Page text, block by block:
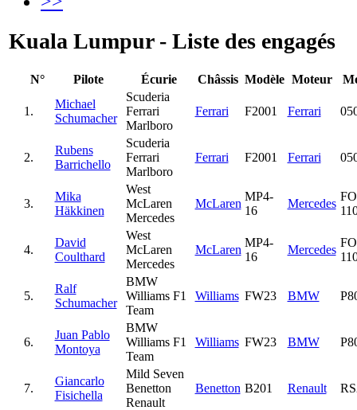
Kuala Lumpur - Liste des engagés
N° Pilote Écurie Châssis Modèle Moteur
1.
Michael
Schumacher
Scuderia
Ferrari
Marlboro
Ferrari F2001 Ferrari
2.
Rubens
Barrichello
Scuderia
Ferrari
Marlboro
Ferrari F2001 Ferrari
3.
Mika
Häkkinen
West
McLaren
Mercedes
McLaren
MP4-
16
Mercedes
FO
4.
David
Coulthard
West
McLaren
Mercedes
McLaren
MP4-
16
Mercedes
FO
5.
Ralf
Schumacher
BMW
Williams F1
Team
Williams FW23 BMW
6.
Juan Pablo
Montoya
BMW
Williams F1
Team
Williams FW23 BMW
7.
Giancarlo
Fisichella
Mild Seven
Benetton
Renault
Benetton B201 Renault